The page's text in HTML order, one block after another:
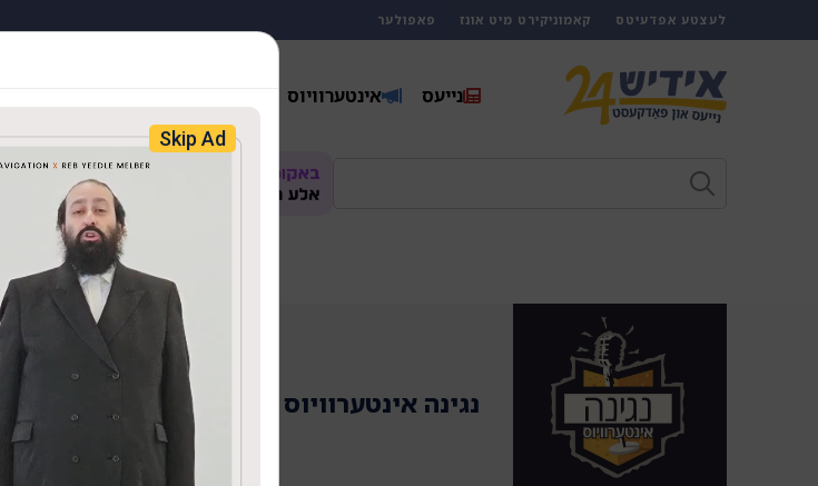
לעצטע אפדעיטס קאמוניקירט מיט אונז פאפולער
נייעס אינטערוויוס
נגינה אינטערוויוס
Skip Ad